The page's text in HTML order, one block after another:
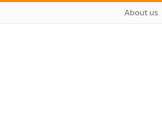
About us